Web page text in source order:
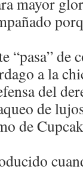
“pasa” de
a la
del
de
de